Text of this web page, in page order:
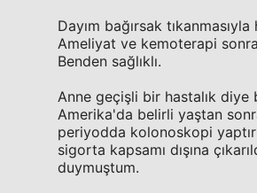
Dayım bağırsak
Ameliyat ve kemoterapi
Benden sağlıklı.
Anne geçişli bir hastalık diye
Amerika'da belirli yaştan
periyodda kolonoskopi
sigorta kapsamı dışına
duymuştum.